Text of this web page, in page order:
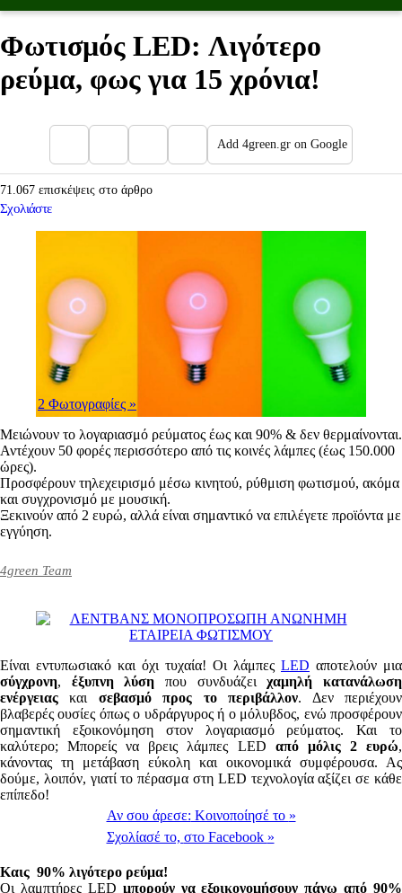
Φωτισμός LED: Λιγότερο
ρεύμα, φως για 15 χρόνια!
Add 4green.gr on Google
71.067 επισκέψεις στο άρθρο
Σχολιάστε
2 Φωτογραφίες »
Μειώνουν το λογαριασμό ρεύματος έως και 90% & δεν θερμαίνονται.
Αντέχουν 50 φορές περισσότερο από τις κοινές λάμπες (έως 150.000
ώρες).
Προσφέρουν τηλεχειρισμό μέσω κινητού, ρύθμιση φωτισμού, ακόμα
και συγχρονισμό με μουσική.
Ξεκινούν από 2 ευρώ, αλλά είναι σημαντικό να επιλέγετε προϊόντα με
εγγύηση.
4green Team
Είναι εντυπωσιακό και όχι τυχαία! Οι λάμπες LED αποτελούν μια
σύγχρονη, έξυπνη λύση που συνδυάζειχαμηλή κατανάλωση
ενέργειας και σεβασμό προς το περιβάλλον. Δεν περιέχουν
βλαβερές ουσίες όπως ο υδράργυρος ή ο μόλυβδος, ενώ προσφέρουν
σημαντική εξοικονόμηση στον λογαριασμό ρεύματος. Και το
καλύτερο; Μπορείς να βρεις λάμπες LED από μόλις 2 ευρώ,
κάνοντας τη μετάβαση εύκολη και οικονομικά συμφέρουσα. Ας
δούμε, λοιπόν, γιατί το πέρασμα στη LED τεχνολογία αξίζει σε κάθε
επίπεδο!
Αν σου άρεσε: Κοινοποίησέ το »
Σχολίασέ το, στο Facebook »
Καις 90% λιγότερο ρεύμα!
Οι λαμπτήρες LED μπορούν να εξοικονομήσουν πάνω από 90%